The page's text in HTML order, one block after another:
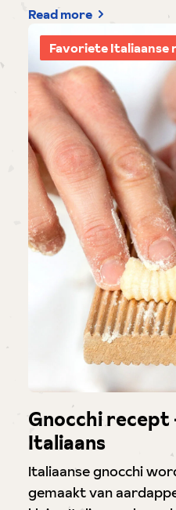
Read more
Favoriete Italiaanse
Gnocchi recept
Italiaans
Italiaanse gnocchi
gemaakt van